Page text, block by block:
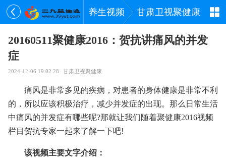
养生视频 甘肃卫视聚健康
20160511聚健康2016：贺抗讲痛风的并发
症
2024-12-06 19:02:28 甘肃卫视聚健康
痛风是非常多见的疾病，对患者的身体健康是非常不利
的，所以应该积极治疗，减少并发症的出现。那么日常生活
中痛风的并发症有哪些呢?那就让我们随着聚健康2016视频
栏目贺抗专家一起来了解一下吧!
该视频主要文字介绍：